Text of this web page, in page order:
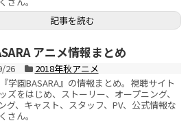
記事を読む
アニメ情報まとめ
26
2018年秋アニメ
学園BASARA』の情報まとめ。視聴サイト
ズをはじめ、ストーリー、オープニング、
グ、キャスト、スタッフ、PV、公式情報な
さん。